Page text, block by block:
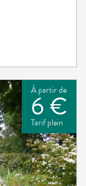
À partir de
6 €
Tarif plein